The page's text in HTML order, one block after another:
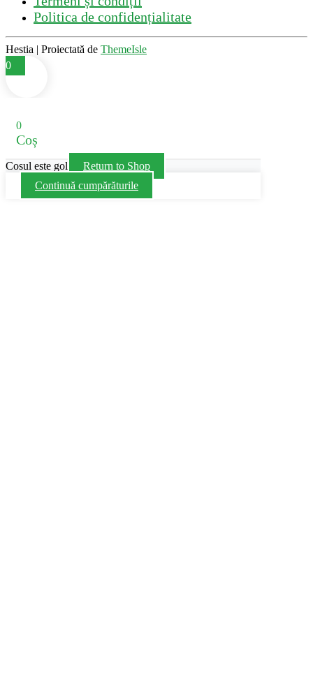
Politica de confidențialitate
Hestia | Proiectată de ThemeIsle
0
0
Coș
Cosul este gol
Return to Shop
Continuă cumpărăturile